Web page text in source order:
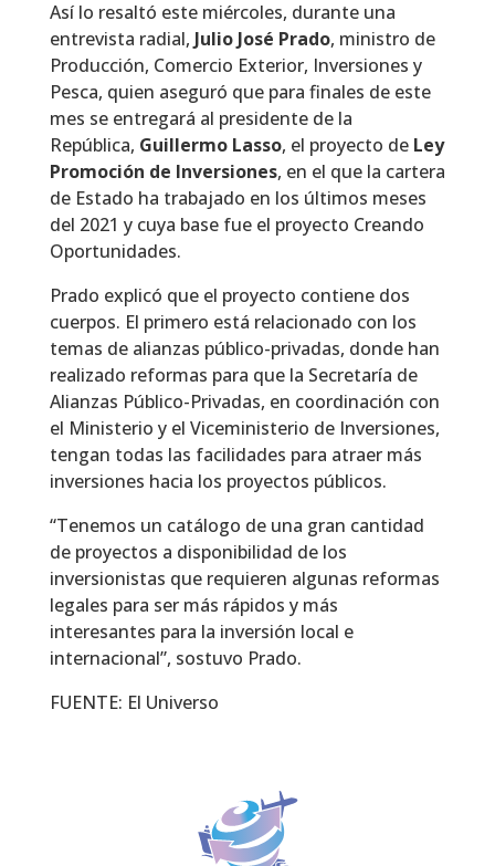
Así lo resaltó este miércoles, durante una
entrevista radial, Julio José Prado, ministro de
Producción, Comercio Exterior, Inversiones y
Pesca, quien aseguró que para finales de este
mes se entregará al presidente de la
República, Guillermo Lasso, el proyecto de Ley
Promoción de Inversiones, en el que la cartera
de Estado ha trabajado en los últimos meses
del 2021 y cuya base fue el proyecto Creando
Oportunidades.
Prado explicó que el proyecto contiene dos
cuerpos. El primero está relacionado con los
temas de alianzas público-privadas, donde han
realizado reformas para que la Secretaría de
Alianzas Público-Privadas, en coordinación con
el Ministerio y el Viceministerio de Inversiones,
tengan todas las facilidades para atraer más
inversiones hacia los proyectos públicos.
“Tenemos un catálogo de una gran cantidad
de proyectos a disponibilidad de los
inversionistas que requieren algunas reformas
legales para ser más rápidos y más
interesantes para la inversión local e
internacional”, sostuvo Prado.
FUENTE: El Universo